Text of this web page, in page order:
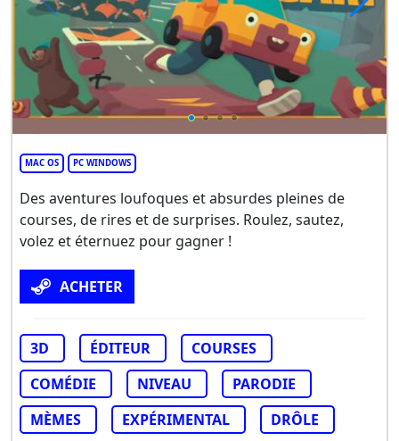
MAC OS PC WINDOWS
Des aventures loufoques et absurdes pleines de
courses, de rires et de surprises. Roulez, sautez,
volez et éternuez pour gagner !
ACHETER
3D ÉDITEUR
COURSES
COMÉDIE
NIVEAU
PARODIE
MÈMES
EXPÉRIMENTAL DRÔLE